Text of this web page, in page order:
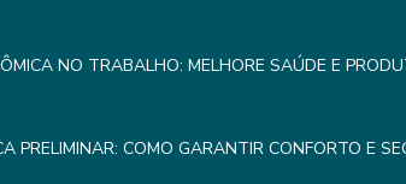
NO TRABALHO: MELHORE SAÚDE E
PRELIMINAR: COMO GARANTIR CONFORTO E